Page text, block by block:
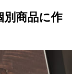
商品に作